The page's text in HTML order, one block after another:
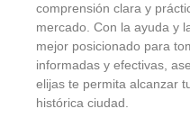
comprensión clara y
mercado. Con la ayuda y
mejor posicionado para
informadas y efectivas,
elijas te permita alcanzar
histórica ciudad.